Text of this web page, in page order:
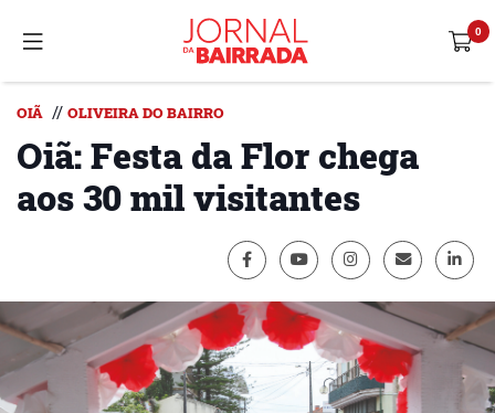
OIÃ // OLIVEIRA DO BAIRRO
Oiã: Festa da Flor chega
aos 30 mil visitantes